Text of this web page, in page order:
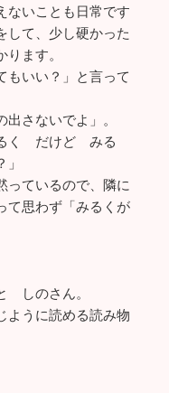
ないことも日常です
して、少し硬かった
ます。
もいい？」と言って
さないでよ」。
く だけど みる
っているので、隣に
て思わず「みるくが
しのさん。
ように読める読み物